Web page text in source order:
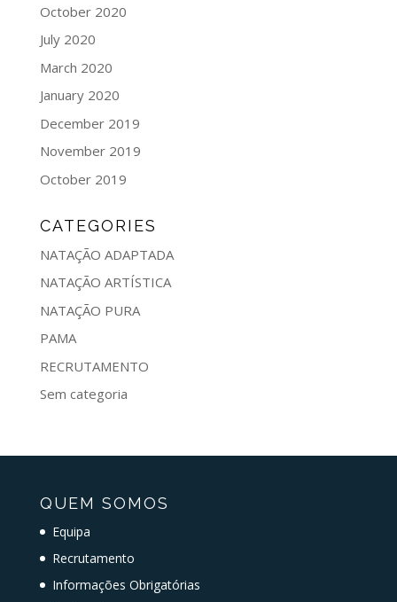
October 2020
July 2020
March 2020
January 2020
December 2019
November 2019
October 2019
CATEGORIES
NATAÇÃO ADAPTADA
NATAÇÃO ARTÍSTICA
NATAÇÃO PURA
PAMA
RECRUTAMENTO
Sem categoria
QUEM SOMOS
Equipa
Recrutamento
Informações Obrigatórias